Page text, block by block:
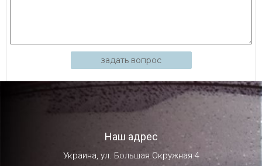
задать вопрос
Наш адрес
Украина, ул. Большая Окружная 4